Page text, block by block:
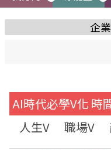
企
AI時代必學V化 時
人生V
職場V
圖片